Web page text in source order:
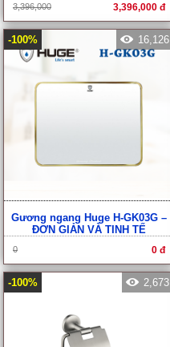
3,396,000 3,396,000 đ
-100% 16,126
Gương ngang Huge H-GK03G –
ĐƠN GIẢN VÀ TINH TẾ
0 0 đ
-100% 2,673